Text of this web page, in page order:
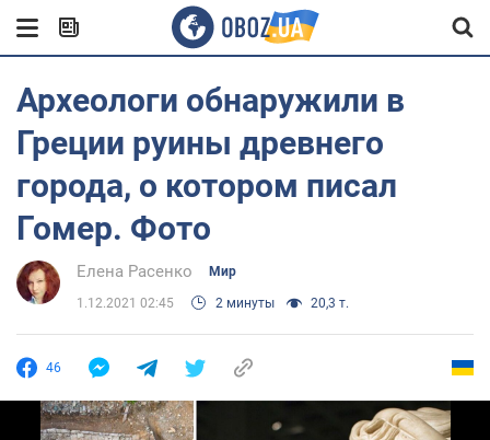
Археологи обнаружили в
Греции руины древнего
города, о котором писал
Гомер. Фото
Елена Расенко Мир
1.12.2021 02:45 2 минуты 20,3 т.
46